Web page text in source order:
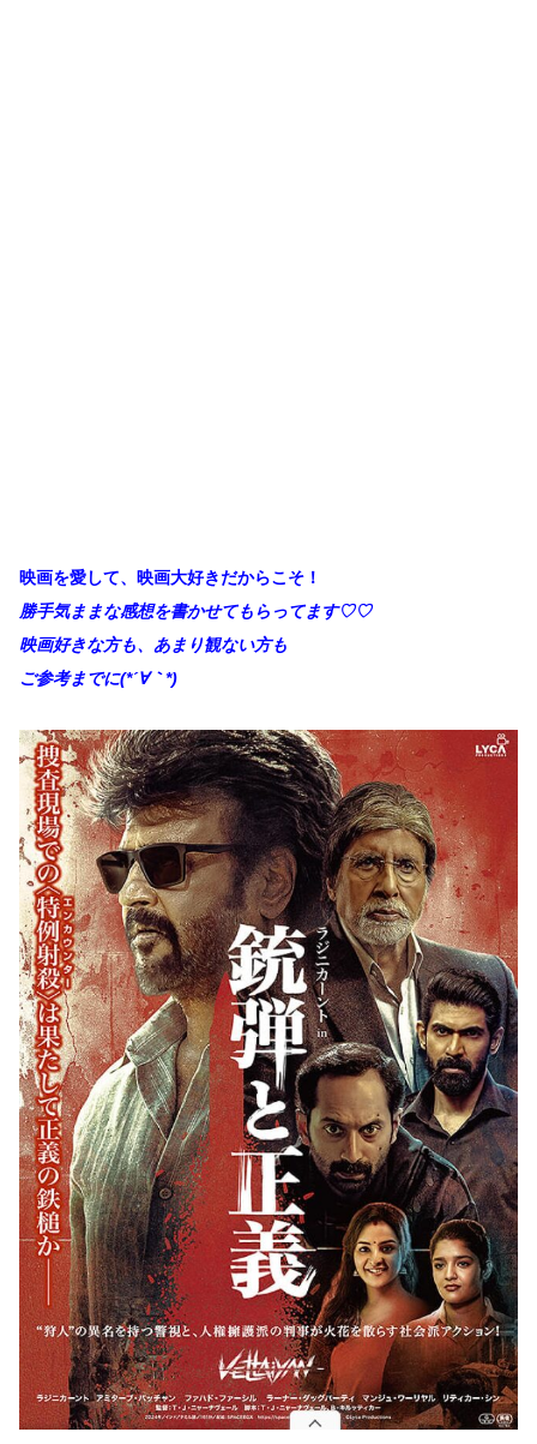
映画を愛して、映画大好きだからこそ！
勝手気ままな感想を書かせてもらってます♡♡
映画好きな方も、あまり観ない方も
ご参考までに(*´∀｀*)